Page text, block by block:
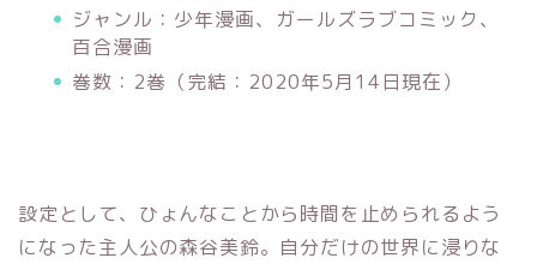
ジャンル：少年漫画、ガールズラブコミック、
百合漫画
巻数：2巻（完結：2020年5月14日現在）
設定として、ひょんなことから時間を止められるよう
になった主人公の森谷美鈴。自分だけの世界に浸りな